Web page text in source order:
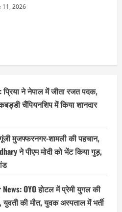
11, 2026
प्रिया ने नेपाल में जीता रजत पदक,
चैंपियनशिप में किया शानदार
मुजफ्फरनगर-शामली की पहचान,
ने पीएम मोदी को भेंट किया गुड़,
OYO होटल में प्रेमी युगल की
युवती की मौत, युवक अस्पताल में भर्ती